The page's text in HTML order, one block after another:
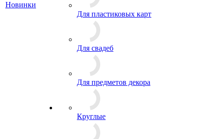
Новинки
Для пластиковых карт
Для свадеб
Для предметов декора
Круглые